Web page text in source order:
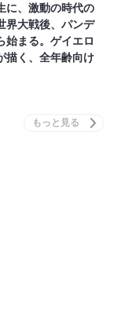
に、激動の時代の
界大戦後、パンデ
始まる。ゲイエロ
描く、全年齢向け